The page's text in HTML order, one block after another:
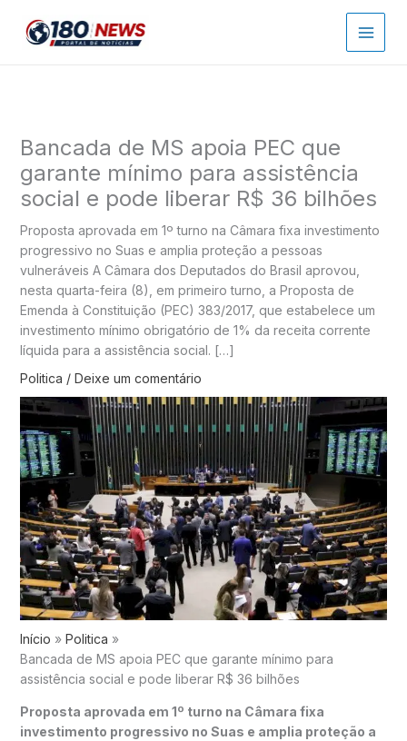
para
Bancada de MS apoia PEC que
garante mínimo para assistência
social e pode liberar R$ 36 bilhões
Proposta aprovada em 1º turno na Câmara fixa investimento
progressivo no Suas e amplia proteção a pessoas
vulneráveis A Câmara dos Deputados do Brasil aprovou,
nesta quarta-feira (8), em primeiro turno, a Proposta de
Emenda à Constituição (PEC) 383/2017, que estabelece um
investimento mínimo obrigatório de 1% da receita corrente
líquida para a assistência social. […]
Politica / Deixe um comentário
Início
Politica
Bancada de MS apoia PEC que garante mínimo para
assistência social e pode liberar R$ 36 bilhões
Proposta aprovada em 1º turno na Câmara fixa
investimento progressivo no Suas e amplia proteção a